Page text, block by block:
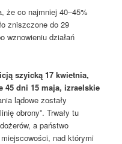
że ​​co najmniej 40–45%
zniszczone do 29
wznowieniu działań
szyicką 17 kwietnia,
45 dni 15 maja, izraelskie
lądowe zostały
obrony”. Trwały tu
a państwo
nad którymi